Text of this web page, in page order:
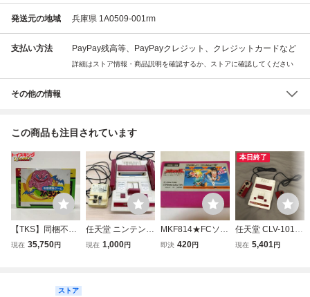
発送元の地域 兵庫県 1A0509-001rm
支払い方法 PayPay残高等、PayPayクレジット、クレジットカードなど
詳細はストア情報・商品説明を確認するか、ストアに確認してください
その他の情報
この商品も注目されています
【TKS】同梱不可/
トイキン祭 FC/フ
ペランカー 後期版
現在 35,750円
任天堂 ニンテンド
ー ファミリーコン
現在 1,000円
MKF814★FCソフ
トのみ スパルタン
即決 420円
本日終了
任天堂 CLV-101
ニンテンドークラ
現在 5,401円
ストア